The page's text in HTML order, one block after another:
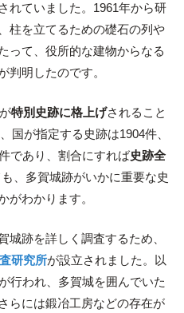
れていました。1961年から研
柱を立てるための礎石の列や
って、役所的な建物からなる
判明したのです。
特別史跡に格上げされること
国が指定する史跡は1904件、
であり、割合にすれば史跡全
、多賀城跡がいかに重要な史
がわかります。
城跡を詳しく調査するため、
研究所が設立されました。以
行われ、多賀城を囲んでいた
らには鍛冶工房などの存在が